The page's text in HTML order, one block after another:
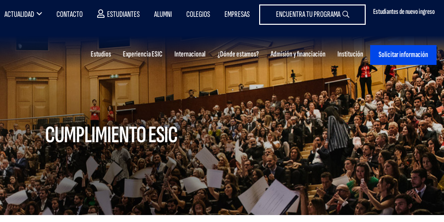
Estudiantes de nuevo ingreso
ACTUALIDAD CONTACTO ESTUDIANTES ALUMNI COLEGIOS EMPRESAS ENCUENTRA TU PROGRAMA
Estudios Experiencia ESIC Internacional ¿Dónde estamos? Admisión y financiación Institución Solicitar información
CUMPLIMIENTO ESIC